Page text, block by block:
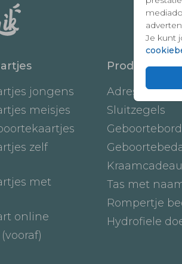
Je kunt
jongens
meisjes
zelf
met
online
Producten
Adresstickers
Sluitzegels
Tas met
Rompertje
Hydrofiele